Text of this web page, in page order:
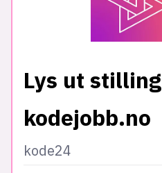
Lys ut
kodejobb.no
kode24